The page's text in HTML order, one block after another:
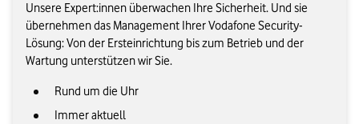
Unsere Expert:innen überwachen Ihre Sicherheit. Und sie
übernehmen das Management Ihrer Vodafone Security-
Lösung: Von der Ersteinrichtung bis zum Betrieb und der
Wartung unterstützen wir Sie.
Rund um die Uhr
Immer aktuell